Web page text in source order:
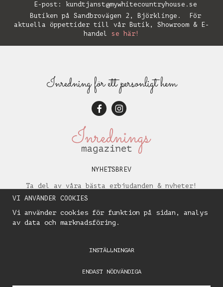
E-post: kundtjanst@mywhitecountryhouse.se
Butiken på Sandbrovägen 2, Björklinge. För
aktuella öppettider till vår Butik, Showroom & E-
handel se här!
Inredning för ett personligt hem
NYHETSBREV
Ta del av våra bästa erbjudanden & nyheter!
VI ANVÄNDER COOKIES
Vi använder cookies för funktion på sidan, analys
av data och marknadsföring.
INSTÄLLNINGAR
ENDAST NÖDVÄNDIGA